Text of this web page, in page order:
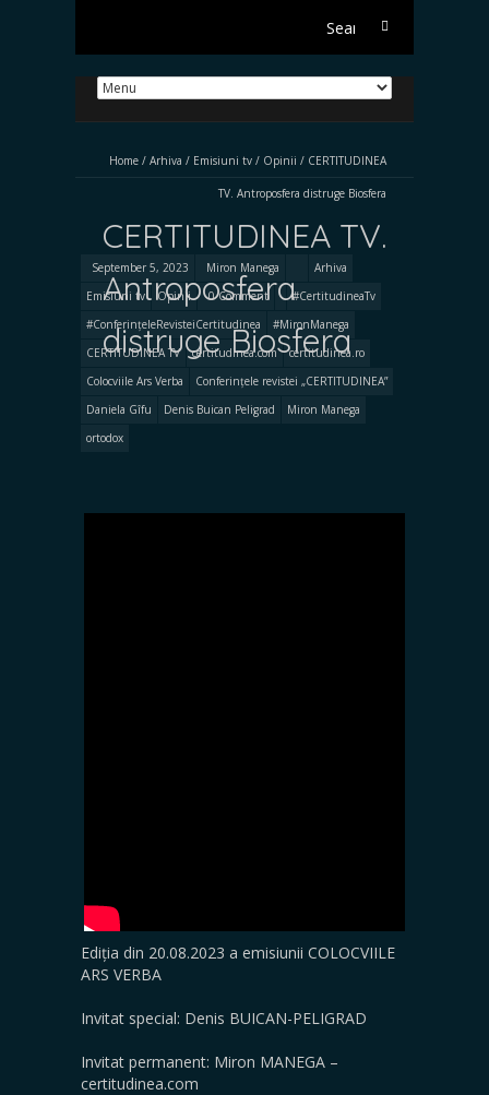
Search
Home / Arhiva / Emisiuni tv / Opinii / CERTITUDINEA
TV. Antroposfera distruge Biosfera
CERTITUDINEA TV.
Antroposfera
distruge Biosfera
September 5, 2023 Miron Manega
Arhiva
Emisiuni tv
Opinii 0 Comment
#CertitudineaTv
#ConferințeleRevisteiCertitudinea
#MironManega
CERTITUDINEA TV
certitudinea.com
certitudinea.ro
Colocviile Ars Verba
Conferințele revistei „CERTITUDINEA”
Daniela Gîfu
Denis Buican Peligrad
Miron Manega
ortodox
Ediția din 20.08.2023 a emisiunii COLOCVIILE
ARS VERBA
Invitat special: Denis BUICAN-PELIGRAD
Invitat permanent: Miron MANEGA –
certitudinea.com